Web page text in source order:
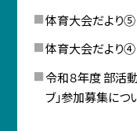
体育大会だより⑤
体育大会だより④
令和８年度 部活
ブ」参加募集につ